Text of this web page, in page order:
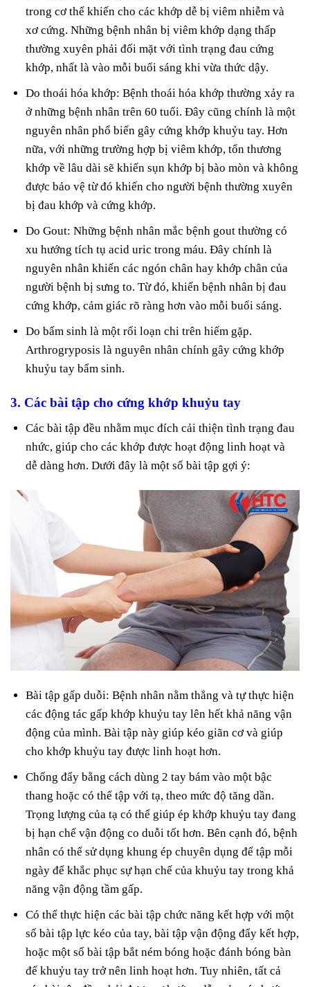
trong cơ thể khiến cho các khớp dễ bị viêm nhiễm và
xơ cứng. Những bệnh nhân bị viêm khớp dạng thấp
thường xuyên phải đối mặt với tình trạng đau cứng
khớp, nhất là vào mỗi buổi sáng khi vừa thức dậy.
Do thoái hóa khớp: Bệnh thoái hóa khớp thường xảy ra
ở những bệnh nhân trên 60 tuổi. Đây cũng chính là một
nguyên nhân phổ biến gây cứng khớp khuỷu tay. Hơn
nữa, với những trường hợp bị viêm khớp, tổn thương
khớp về lâu dài sẽ khiến sụn khớp bị bào mòn và không
được bảo vệ từ đó khiến cho người bệnh thường xuyên
bị đau khớp và cứng khớp.
Do Gout: Những bệnh nhân mắc bệnh gout thường có
xu hướng tích tụ acid uric trong máu. Đây chính là
nguyên nhân khiến các ngón chân hay khớp chân của
người bệnh bị sưng to. Từ đó, khiến bệnh nhân bị đau
cứng khớp, cảm giác rõ ràng hơn vào mỗi buổi sáng.
Do bẩm sinh là một rối loạn chi trên hiếm gặp.
Arthrogryposis là nguyên nhân chính gây cứng khớp
khuỷu tay bẩm sinh.
3. Các bài tập cho cứng khớp khuỷu tay
Các bài tập đều nhằm mục đích cải thiện tình trạng đau
nhức, giúp cho các khớp được hoạt động linh hoạt và
dễ dàng hơn. Dưới đây là một số bài tập gợi ý:
Bài tập gấp duỗi: Bệnh nhân nằm thẳng và tự thực hiện
các động tác gấp khớp khuỷu tay lên hết khả năng vận
động của mình. Bài tập này giúp kéo giãn cơ và giúp
cho khớp khuỷu tay được linh hoạt hơn.
Chống đẩy bằng cách dùng 2 tay bám vào một bậc
thang hoặc có thể tập với tạ, theo mức độ tăng dần.
Trọng lượng của tạ có thể giúp ép khớp khuỷu tay đang
bị hạn chế vận động co duỗi tốt hơn. Bên cạnh đó, bệnh
nhân có thể sử dụng khung ép chuyên dụng để tập mỗi
ngày để khắc phục sự hạn chế của khuỷu tay trong khả
năng vận động tầm gấp.
Có thể thực hiện các bài tập chức năng kết hợp với một
số bài tập lực kéo của tay, bài tập vận động đẩy kết hợp,
hoặc một số bài tập bắt ném bóng hoặc đánh bóng bàn
để khuỷu tay trở nên linh hoạt hơn. Tuy nhiên, tất cả